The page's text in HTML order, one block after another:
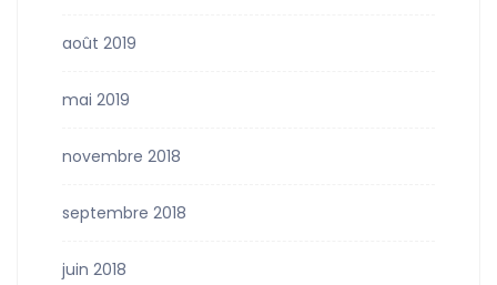
août 2019
mai 2019
novembre 2018
septembre 2018
juin 2018